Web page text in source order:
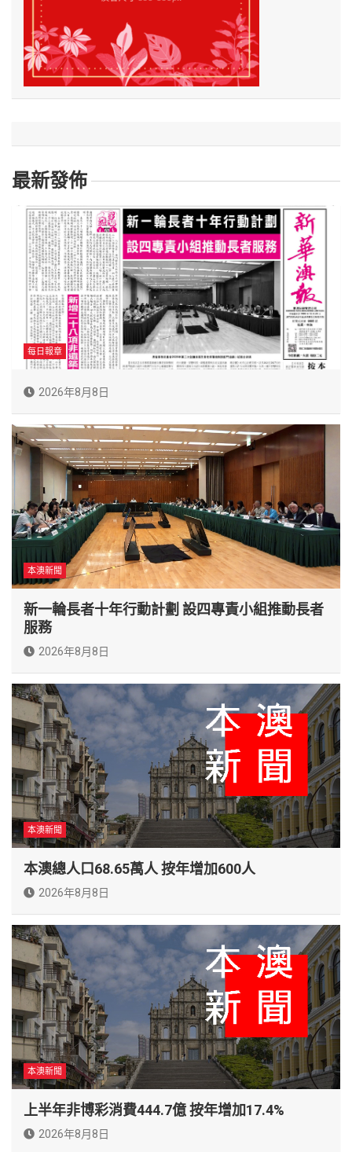
最新發佈
每日報章
2026年8月8日
本澳新聞
新一輪長者十年行動計劃 設四專責小組推動長者
服務
2026年8月8日
本澳新聞
本澳總人口68.65萬人 按年增加600人
2026年8月8日
本澳新聞
上半年非博彩消費444.7億 按年增加17.4%
2026年8月8日